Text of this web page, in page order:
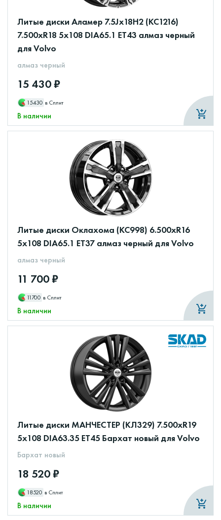
Литые диски Аламер 7.5Jx18H2 (КС1216)
7.500xR18 5x108 DIA65.1 ET43 алмаз черный
для Volvo
алмаз черный
15 430 ₽
15430 в Сплит
В наличии
Литые диски Оклахома (КС998) 6.500xR16
5x108 DIA65.1 ET37 алмаз черный для Volvo
алмаз черный
11 700 ₽
11700 в Сплит
В наличии
Литые диски МАНЧЕСТЕР (КЛ329) 7.500xR19
5x108 DIA63.35 ET45 Бархат новый для Volvo
Бархат новый
18 520 ₽
18520 в Сплит
В наличии